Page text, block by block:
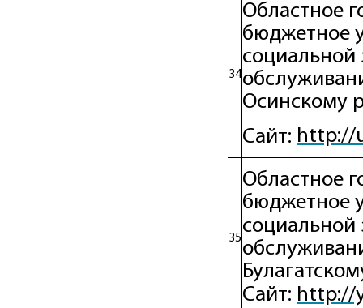
34
Областное
бюджетное
социальной
Осинскому
Cайт: http://
35
Областное
бюджетное
социальной
Сайт: http://